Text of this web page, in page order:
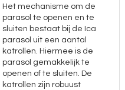
Het mechanisme om de
parasol te openen en te
sluiten bestaat bij de Ica
parasol uit een aantal
katrollen. Hiermee is de
parasol gemakkelijk te
openen of te sluiten. De
katrollen zijn robuust